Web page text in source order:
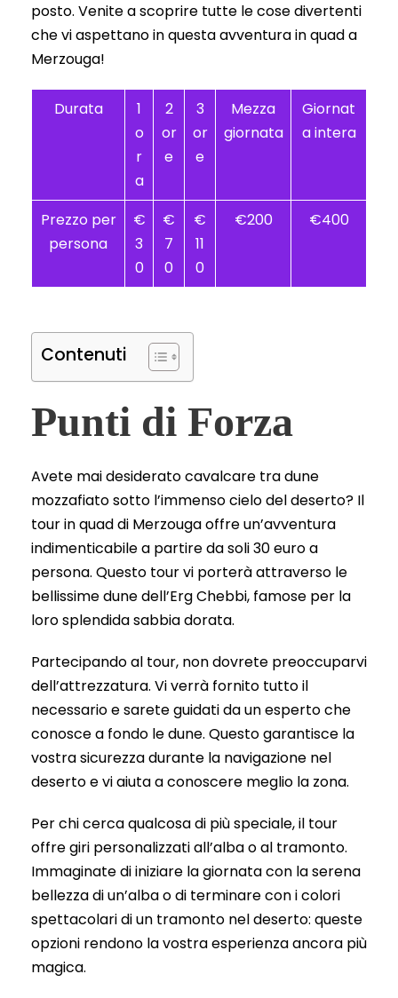
posto. Venite a scoprire tutte le cose divertenti
che vi aspettano in questa avventura in quad a
Merzouga!
Durata
1
o
r
a
2
or
e
3
or
e
Mezza
giornata
Giornat
a intera
Prezzo per
persona
€
3
0
€
7
0
€
11
0
€200 €400
Contenuti
Punti di Forza
Avete mai desiderato cavalcare tra dune
mozzafiato sotto l’immenso cielo del deserto? Il
tour in quad di Merzouga offre un’avventura
indimenticabile a partire da soli 30 euro a
persona. Questo tour vi porterà attraverso le
bellissime dune dell’Erg Chebbi, famose per la
loro splendida sabbia dorata.
Partecipando al tour, non dovrete preoccuparvi
dell’attrezzatura. Vi verrà fornito tutto il
necessario e sarete guidati da un esperto che
conosce a fondo le dune. Questo garantisce la
vostra sicurezza durante la navigazione nel
deserto e vi aiuta a conoscere meglio la zona.
Per chi cerca qualcosa di più speciale, il tour
offre giri personalizzati all’alba o al tramonto.
Immaginate di iniziare la giornata con la serena
bellezza di un’alba o di terminare con i colori
spettacolari di un tramonto nel deserto: queste
opzioni rendono la vostra esperienza ancora più
magica.